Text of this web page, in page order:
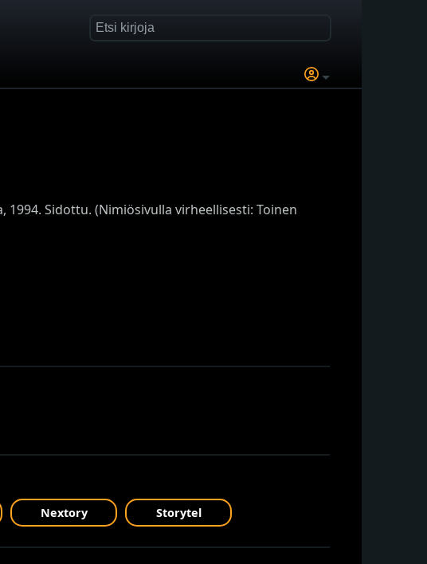
1994. Sidottu. (Nimiösivulla virheellisesti: Toinen
Nextory Storytel